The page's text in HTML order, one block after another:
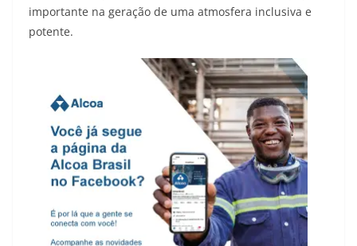
importante na geração de uma atmosfera inclusiva e
potente.